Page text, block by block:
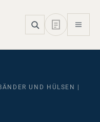
UND HÜLSEN |